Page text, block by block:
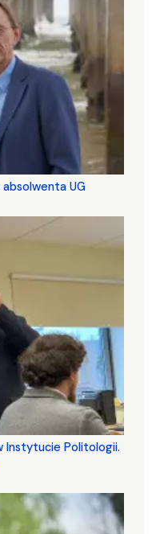
UG
Instytucie Politologii.